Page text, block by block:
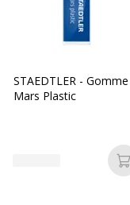
STAEDTLER - Gomme
Mars Plastic